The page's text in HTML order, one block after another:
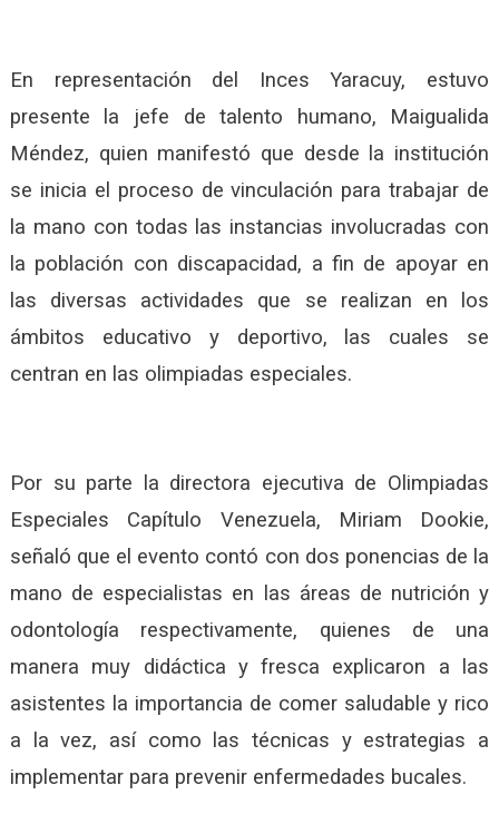
En representación del Inces Yaracuy, estuvo
presente la jefe de talento humano, Maigualida
Méndez, quien manifestó que desde la institución
se inicia el proceso de vinculación para trabajar de
la mano con todas las instancias involucradas con
la población con discapacidad, a fin de apoyar en
las diversas actividades que se realizan en los
ámbitos educativo y deportivo, las cuales se
centran en las olimpiadas especiales.
Por su parte la directora ejecutiva de Olimpiadas
Especiales Capítulo Venezuela, Miriam Dookie,
señaló que el evento contó con dos ponencias de la
mano de especialistas en las áreas de nutrición y
odontología respectivamente, quienes de una
manera muy didáctica y fresca explicaron a las
asistentes la importancia de comer saludable y rico
a la vez, así como las técnicas y estrategias a
implementar para prevenir enfermedades bucales.